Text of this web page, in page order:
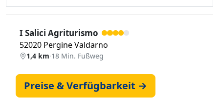
I Salici Agriturismo
52020 Pergine Valdarno
1,4 km·18 Min. Fußweg
Preise & Verfügbarkeit →